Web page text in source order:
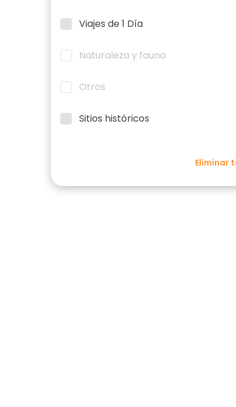
Viajes de 1 Día
Naturaleza y fauna
Otros
Sitios históricos
Eliminar